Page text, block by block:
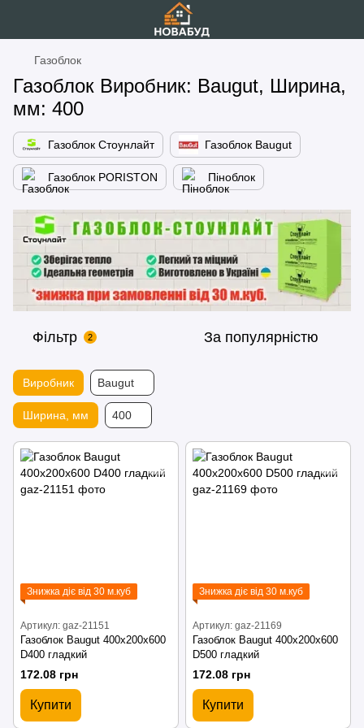
Газоблок
Газоблок Виробник: Baugut, Ширина,
мм: 400
Газоблок Стоунлайт Газоблок Baugut
Газоблок PORISTON Піноблок
Фільтр 2 За популярністю
Виробник Baugut
Ширина, мм 400
Знижка діє від 30 м.куб
Артикул: gaz-21151
Газоблок Baugut 400х200х600
D400 гладкий
172.08 грн
Купити
Знижка діє від 30 м.куб
Артикул: gaz-21169
Газоблок Baugut 400х200х600
D500 гладкий
172.08 грн
Купити